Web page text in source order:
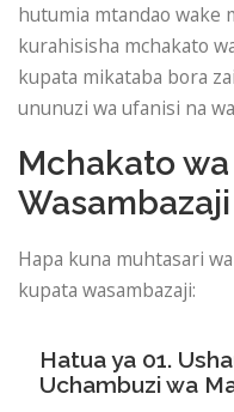
hutumia mtandao wake
kurahisisha mchakato
kupata mikataba bora
ununuzi wa ufanisi na
Mchakato
Hapa kuna muhtasari
kupata wasambazaji:
Hatua ya 01.
Uchambuzi wa